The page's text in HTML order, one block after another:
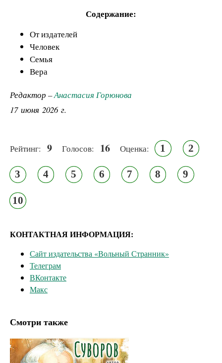
Содержание:
От издателей
Человек
Семья
Вера
Редактор –Анастасия Горюнова
17 июня 2026 г.
Рейтинг: 9 Голосов: 16 Оценка: 1 2
3 4 5 6 7 8 9
10
КОНТАКТНАЯ ИНФОРМАЦИЯ:
Сайт издательства «Вольный Странник»
Телеграм
ВКонтакте
Макс
Смотри также